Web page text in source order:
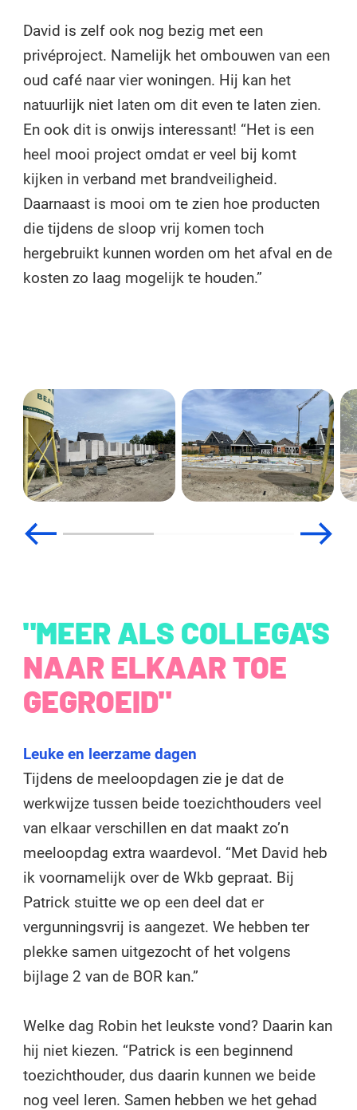
David is zelf ook nog bezig met een
privéproject. Namelijk het ombouwen van een
oud café naar vier woningen. Hij kan het
natuurlijk niet laten om dit even te laten zien.
En ook dit is onwijs interessant! “Het is een
heel mooi project omdat er veel bij komt
kijken in verband met brandveiligheid.
Daarnaast is mooi om te zien hoe producten
die tijdens de sloop vrij komen toch
hergebruikt kunnen worden om het afval en de
kosten zo laag mogelijk te houden.”
"MEER ALS COLLEGA'S
NAAR ELKAAR TOE
GEGROEID"
Leuke en leerzame dagen
Tijdens de meeloopdagen zie je dat de
werkwijze tussen beide toezichthouders veel
van elkaar verschillen en dat maakt zo’n
meeloopdag extra waardevol. “Met David heb
ik voornamelijk over de Wkb gepraat. Bij
Patrick stuitte we op een deel dat er
vergunningsvrij is aangezet. We hebben ter
plekke samen uitgezocht of het volgens
bijlage 2 van de BOR kan.”
Welke dag Robin het leukste vond? Daarin kan
hij niet kiezen. “Patrick is een beginnend
toezichthouder, dus daarin kunnen we beide
nog veel leren. Samen hebben we het gehad